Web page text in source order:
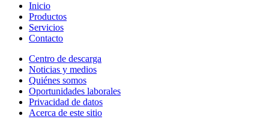
Inicio
Productos
Servicios
Contacto
Centro de descarga
Noticias y medios
Quiénes somos
Oportunidades laborales
Privacidad de datos
Acerca de este sitio